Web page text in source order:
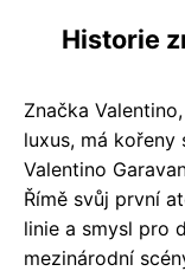
Historie
Značka
luxus, má kořeny
Valentino
Římě svůj první
linie a smysl pro
mezinárodní